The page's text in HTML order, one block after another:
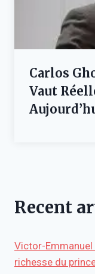
Carlos
Vaut
Recent
Victor-Emmanuel
richesse du